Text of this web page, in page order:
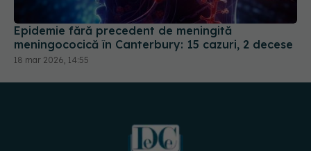
Epidemie fără precedent de meningită
meningococică în Canterbury: 15 cazuri, 2 decese
18 mar 2026, 14:55